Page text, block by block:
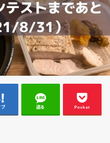
ブ 送る Pocket